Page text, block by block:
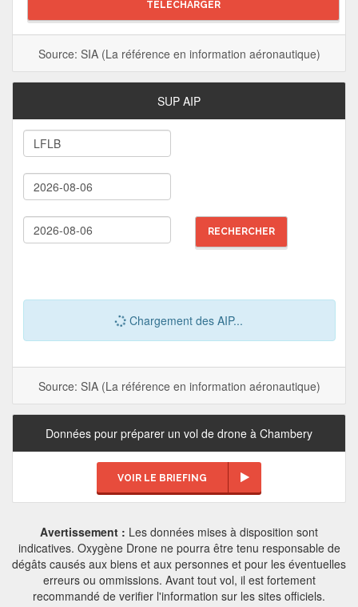
TÉLÉCHARGER
Source: SIA (La référence en information aéronautique)
SUP AIP
Chargement des AIP...
Source: SIA (La référence en information aéronautique)
Données pour préparer un vol de drone à Chambery
VOIR LE BRIEFING
Avertissement : Les données mises à disposition sont
indicatives. Oxygène Drone ne pourra être tenu responsable de
dégâts causés aux biens et aux personnes et pour les éventuelles
erreurs ou ommissions. Avant tout vol, il est fortement
recommandé de verifier l'information sur les sites officiels.